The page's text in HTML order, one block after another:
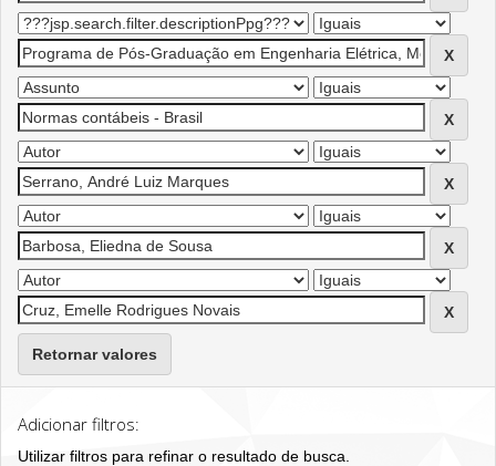
Retornar valores
Adicionar filtros:
Utilizar filtros para refinar o resultado de busca.